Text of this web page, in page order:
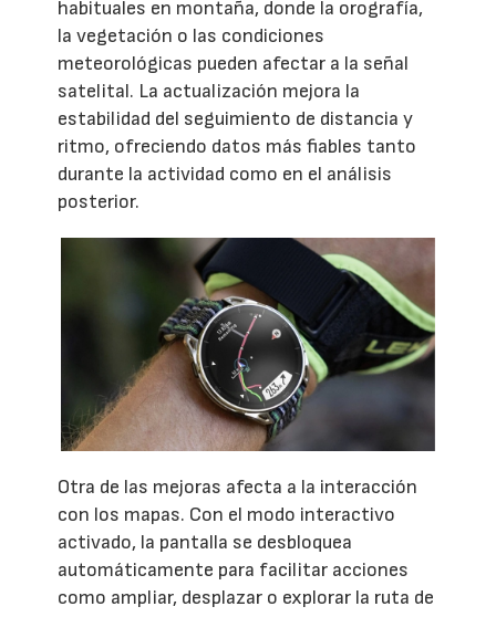
habituales en montaña, donde la orografía,
la vegetación o las condiciones
meteorológicas pueden afectar a la señal
satelital. La actualización mejora la
estabilidad del seguimiento de distancia y
ritmo, ofreciendo datos más fiables tanto
durante la actividad como en el análisis
posterior.
Otra de las mejoras afecta a la interacción
con los mapas. Con el modo interactivo
activado, la pantalla se desbloquea
automáticamente para facilitar acciones
como ampliar, desplazar o explorar la ruta de